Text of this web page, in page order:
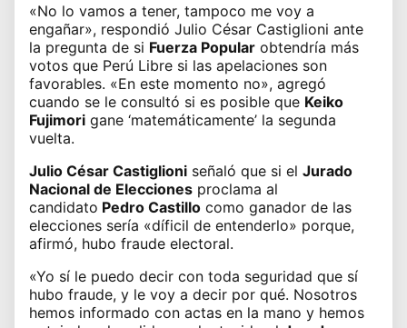
«No lo vamos a tener, tampoco me voy a
engañar», respondió Julio César Castiglioni ante
la pregunta de si Fuerza Popular obtendría más
votos que Perú Libre si las apelaciones son
favorables. «En este momento no», agregó
cuando se le consultó si es posible que Keiko
Fujimori gane ‘matemáticamente’ la segunda
vuelta.
Julio César Castiglioni señaló que si el Jurado
Nacional de Elecciones proclama al
candidato Pedro Castillo como ganador de las
elecciones sería «díficil de entenderlo» porque,
afirmó, hubo fraude electoral.
«Yo sí le puedo decir con toda seguridad que sí
hubo fraude, y le voy a decir por qué. Nosotros
hemos informado con actas en la mano y hemos